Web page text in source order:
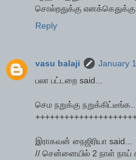
சொல்றதுக்கு
Reply
vasu balaji
January
பலா பட்டறை said...
செம நறுக்கு
இராகவன் நைஜிரியா said...
// சென்னையில் 2 நாள் நாய்